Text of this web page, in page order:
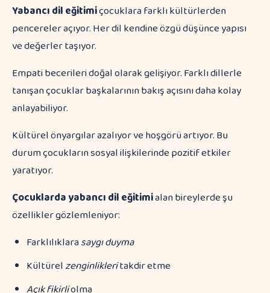
Yabancı dil eğitimiçocuklara farklı kültürlerden
pencereler açıyor. Her dil kendine özgü düşünce yapısı
ve değerler taşıyor.
Empati becerileri doğal olarak gelişiyor. Farklı dillerle
tanışan çocuklar başkalarının bakış açısını daha kolay
anlayabiliyor.
Kültürel önyargılar azalıyor ve hoşgörü artıyor. Bu
durum çocukların sosyal ilişkilerinde pozitif etkiler
yaratıyor.
Çocuklarda yabancı dil eğitimialan bireylerde şu
özellikler gözlemleniyor:
Farklılıklarasaygı duyma
Kültürelzenginlikleritakdir etme
Açık fikirliolma